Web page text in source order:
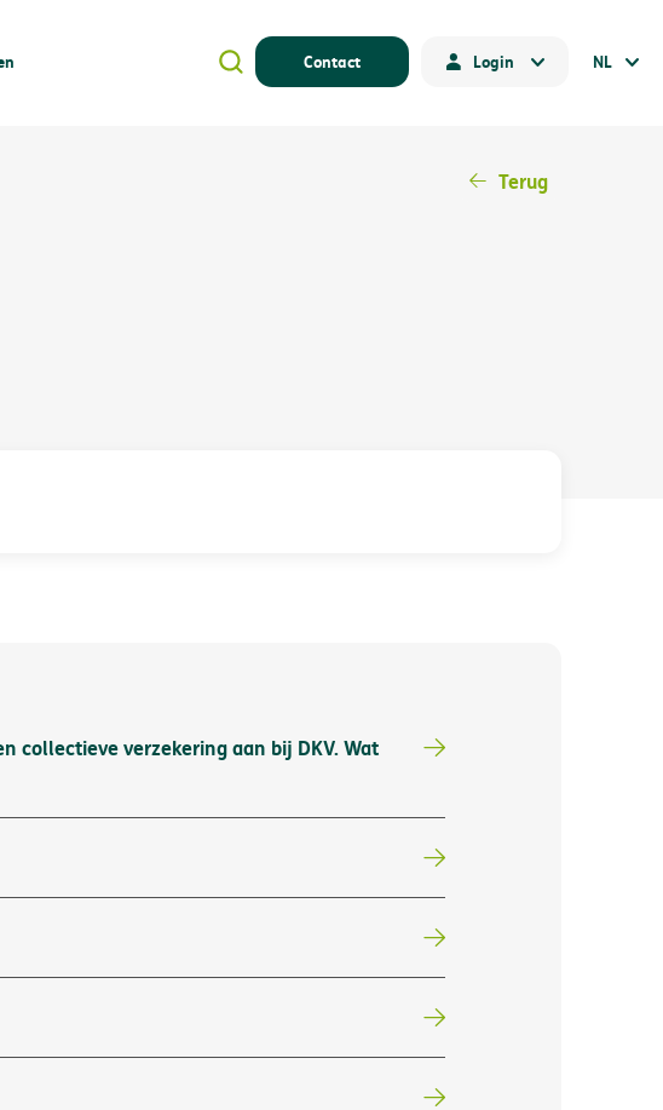
Contact Login NL
Terug
collectieve verzekering aan bij DKV. Wat